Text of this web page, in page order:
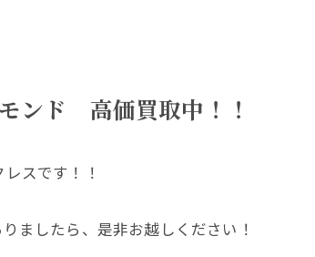
ド 高価買取中！！
スです！！
ましたら、是非お越しください！